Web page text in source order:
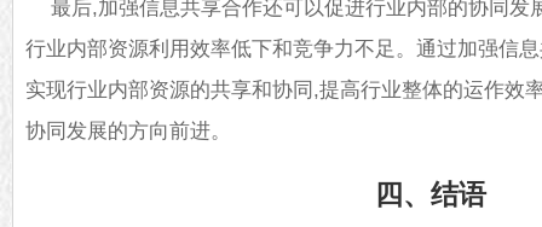
最后,加强信息共享合作还可以促进行业内部的协同发
行业内部资源利用效率低下和竞争力不足。通过加强信
实现行业内部资源的共享和协同,提高行业整体的运作效
协同发展的方向前进。
四、结语